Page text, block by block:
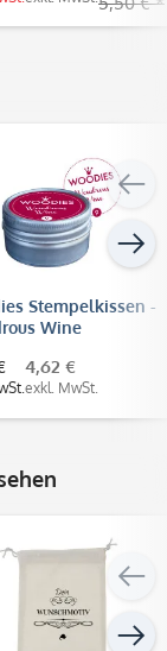
Stempelkissen -
Wine
4,62 €
exkl. MwSt.